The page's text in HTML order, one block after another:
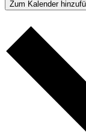
Zum Kalender